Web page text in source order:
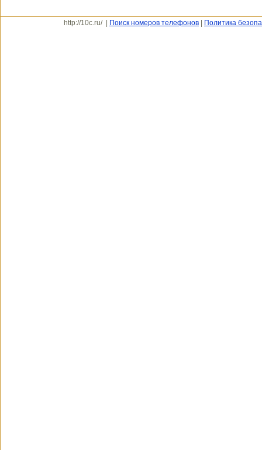
http://10c.ru/ | Поиск номеров телефонов Политика